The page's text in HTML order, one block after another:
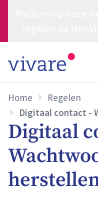
Home
Regelen
Digitaal contact -
Digitaal